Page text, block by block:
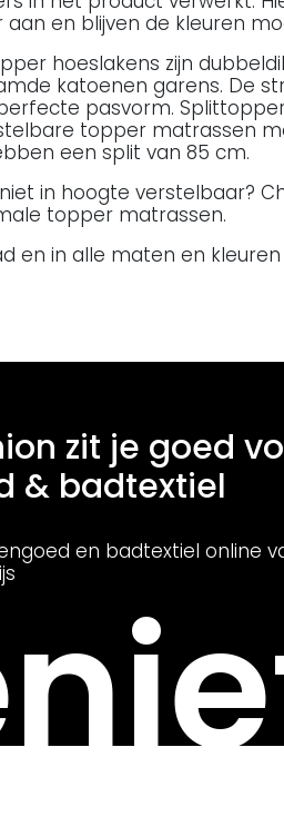
en blijven de kleuren
hoeslakens zijn
katoenen garens. De
pasvorm.
topper matrassen
een split van 85 cm.
in hoogte verstelbaar?
topper matrassen.
en in alle maten en
zit je goed
& badtextiel
en badtextiel online